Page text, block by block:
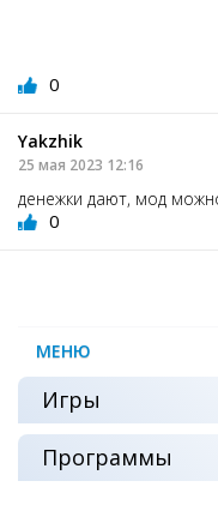
0
Yakzhik
25 мая 2023 12:16
денежки дают, мод
0
МЕНЮ
Игры
Программы